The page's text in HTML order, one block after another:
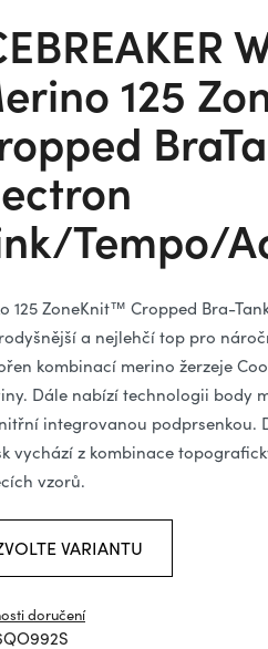
125
Tempo/
125 ZoneKnit™ Cropped Bra-
a nejlehčí top pro
kombinací merino žerzeje
Dále nabízí technologii body
integrovanou podprsenkou.
vychází z kombinace
vzorů.
VARIANTU
doručení